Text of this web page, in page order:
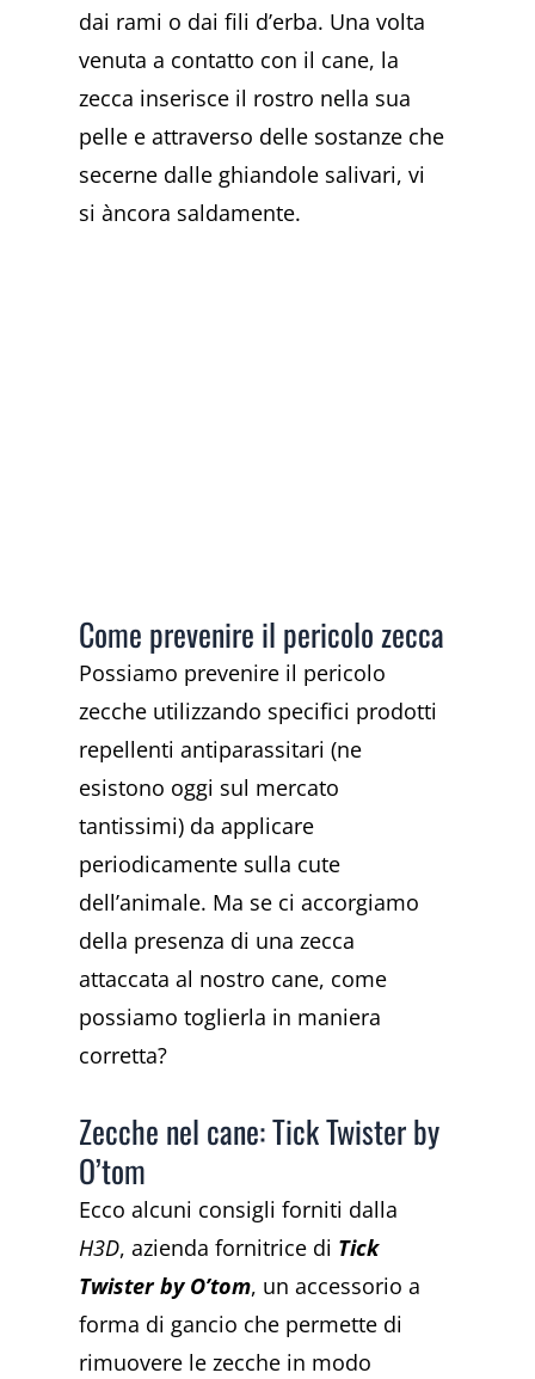
dai rami o dai fili d’erba. Una volta
venuta a contatto con il cane, la
zecca inserisce il rostro nella sua
pelle e attraverso delle sostanze che
secerne dalle ghiandole salivari, vi
si àncora saldamente.
Come prevenire il pericolo zecca
Possiamo prevenire il pericolo
zecche utilizzando specifici prodotti
repellenti antiparassitari (ne
esistono oggi sul mercato
tantissimi) da applicare
periodicamente sulla cute
dell’animale. Ma se ci accorgiamo
della presenza di una zecca
attaccata al nostro cane, come
possiamo toglierla in maniera
corretta?
Zecche nel cane: Tick Twister by
O’tom
Ecco alcuni consigli forniti dalla
H3D, azienda fornitrice di Tick
Twister by O’tom, un accessorio a
forma di gancio che permette di
rimuovere le zecche in modo